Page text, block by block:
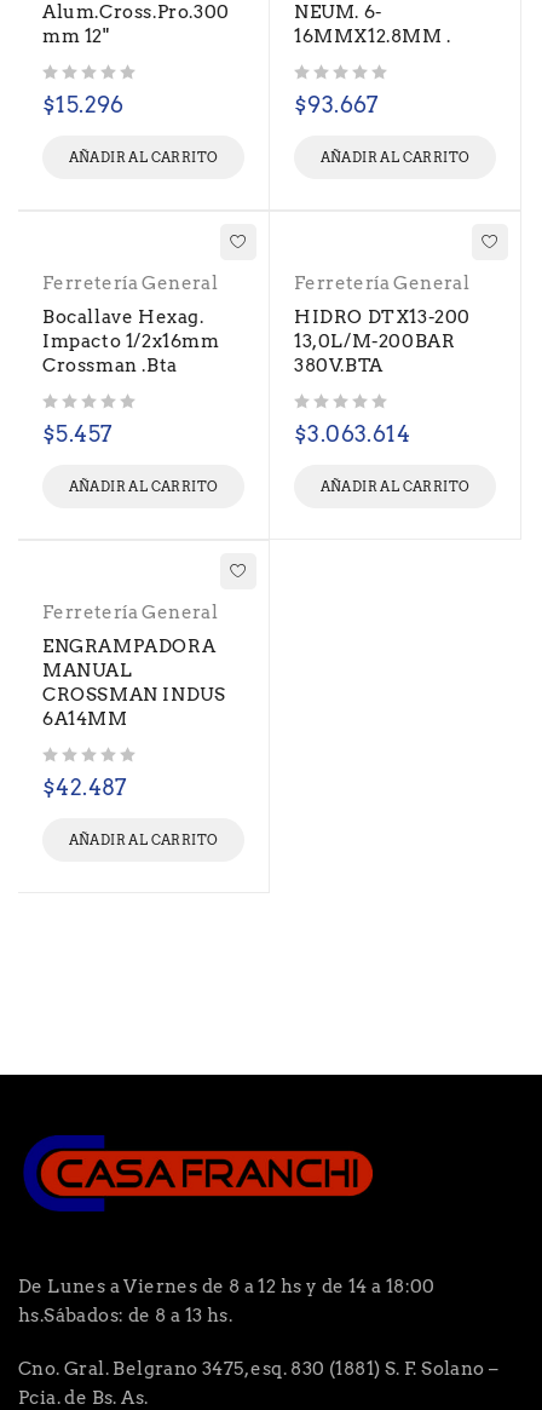
Alum.Cross.Pro.300
mm 12"
$15.296
AÑADIR AL CARRITO
NEUM. 6-
16MMX12.8MM .
$93.667
AÑADIR AL CARRITO
Ferretería General
Bocallave Hexag.
Impacto 1/2x16mm
Crossman .Bta
$5.457
AÑADIR AL CARRITO
Ferretería General
HIDRO DTX13-200
13,0L/M-200BAR
380V.BTA
$3.063.614
AÑADIR AL CARRITO
Ferretería General
ENGRAMPADORA
MANUAL
CROSSMAN INDUS
6A14MM
$42.487
AÑADIR AL CARRITO
De Lunes a Viernes de 8 a 12 hs y de 14 a 18:00
hs.Sábados: de 8 a 13 hs.
Cno. Gral. Belgrano 3475, esq. 830 (1881) S. F. Solano –
Pcia. de Bs. As.